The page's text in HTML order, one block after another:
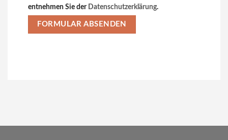
entnehmen Sie der Datenschutzerklärung.